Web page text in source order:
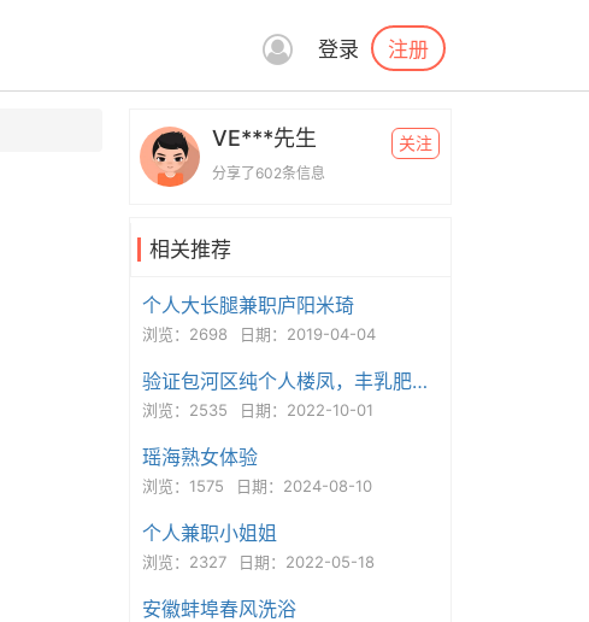
登录 注册
VE***先生
分享了602条信息
关注
相关推荐
个人大长腿兼职庐阳米琦
浏览：2698 日期：2019-04-04
验证包河区纯个人楼凤，丰乳肥臀大奶骚妇，妩媚动人，服务好
浏览：2535 日期：2022-10-01
瑶海熟女体验
浏览：1575 日期：2024-08-10
个人兼职小姐姐
浏览：2327 日期：2022-05-18
安徽蚌埠春风洗浴